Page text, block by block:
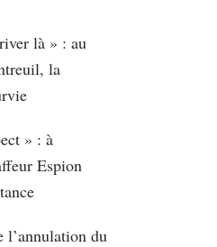
là » : au
la
» : à
Espion
l’annulation du